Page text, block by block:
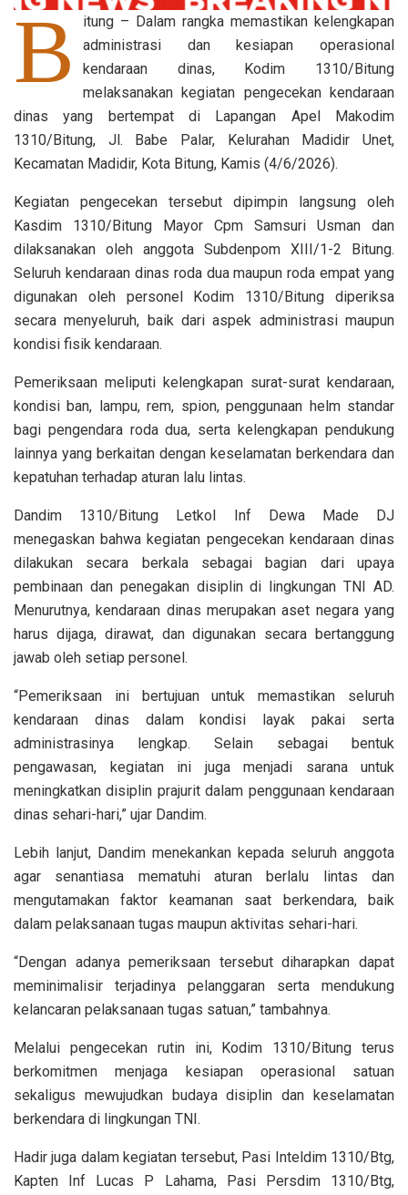
B
itung – Dalam rangka memastikan kelengkapan
administrasi dan kesiapan operasional
kendaraan dinas, Kodim 1310/Bitung
melaksanakan kegiatan pengecekan kendaraan
dinas yang bertempat di Lapangan Apel Makodim
1310/Bitung, Jl. Babe Palar, Kelurahan Madidir Unet,
Kecamatan Madidir, Kota Bitung, Kamis (4/6/2026).
Kegiatan pengecekan tersebut dipimpin langsung oleh
Kasdim 1310/Bitung Mayor Cpm Samsuri Usman dan
dilaksanakan oleh anggota Subdenpom XIII/1-2 Bitung.
Seluruh kendaraan dinas roda dua maupun roda empat yang
digunakan oleh personel Kodim 1310/Bitung diperiksa
secara menyeluruh, baik dari aspek administrasi maupun
kondisi fisik kendaraan.
Pemeriksaan meliputi kelengkapan surat-surat kendaraan,
kondisi ban, lampu, rem, spion, penggunaan helm standar
bagi pengendara roda dua, serta kelengkapan pendukung
lainnya yang berkaitan dengan keselamatan berkendara dan
kepatuhan terhadap aturan lalu lintas.
Dandim 1310/Bitung Letkol Inf Dewa Made DJ
menegaskan bahwa kegiatan pengecekan kendaraan dinas
dilakukan secara berkala sebagai bagian dari upaya
pembinaan dan penegakan disiplin di lingkungan TNI AD.
Menurutnya, kendaraan dinas merupakan aset negara yang
harus dijaga, dirawat, dan digunakan secara bertanggung
jawab oleh setiap personel.
“Pemeriksaan ini bertujuan untuk memastikan seluruh
kendaraan dinas dalam kondisi layak pakai serta
administrasinya lengkap. Selain sebagai bentuk
pengawasan, kegiatan ini juga menjadi sarana untuk
meningkatkan disiplin prajurit dalam penggunaan kendaraan
dinas sehari-hari,” ujar Dandim.
Lebih lanjut, Dandim menekankan kepada seluruh anggota
agar senantiasa mematuhi aturan berlalu lintas dan
mengutamakan faktor keamanan saat berkendara, baik
dalam pelaksanaan tugas maupun aktivitas sehari-hari.
“Dengan adanya pemeriksaan tersebut diharapkan dapat
meminimalisir terjadinya pelanggaran serta mendukung
kelancaran pelaksanaan tugas satuan,” tambahnya.
Melalui pengecekan rutin ini, Kodim 1310/Bitung terus
berkomitmen menjaga kesiapan operasional satuan
sekaligus mewujudkan budaya disiplin dan keselamatan
berkendara di lingkungan TNI.
Hadir juga dalam kegiatan tersebut, Pasi Inteldim 1310/Btg,
Kapten Inf Lucas P Lahama, Pasi Persdim 1310/Btg,